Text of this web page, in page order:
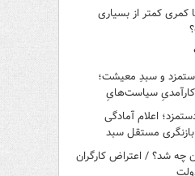
کمری کمتر از بسیاری
و سبدِ معیشت؛
سیاست‌هایِ
اعلام آمادگی
بازنگری مستقل سبد
چه شد؟ / اعتراض کارگران